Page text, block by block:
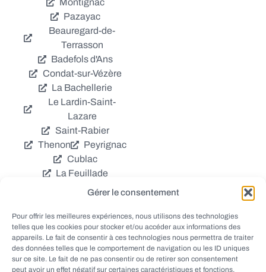
Gérer le consentement
Pour offrir les meilleures expériences, nous utilisons des technologies
telles que les cookies pour stocker et/ou accéder aux informations des
appareils. Le fait de consentir à ces technologies nous permettra de traiter
des données telles que le comportement de navigation ou les ID uniques
sur ce site. Le fait de ne pas consentir ou de retirer son consentement
peut avoir un effet négatif sur certaines caractéristiques et fonctions.
Pazayac
Beauregard-de-
Terrasson
Badefols d'Ans
Condat-sur-Vézère
La Bachellerie
Le Lardin-Saint-
Lazare
Saint-Rabier
Thenon
Peyrignac
Cublac
La Feuillade
Chavagnac
Coly
Grèzes
Aubas
Villac
Azerat
Ladornac
Tourtoirac